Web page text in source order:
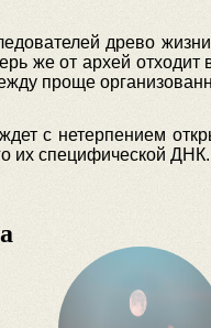
древо
же от архей
проще
с нетерпением
их специфической ДНК.